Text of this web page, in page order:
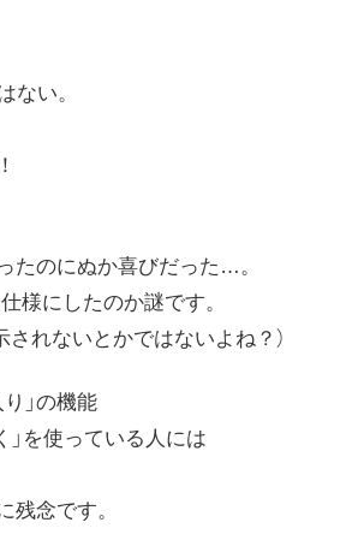
ない。
たのにぬか喜びだった…。
様にしたのか謎です。
されないとかではないよね？）
」の機能
」を使っている人には
残念です。